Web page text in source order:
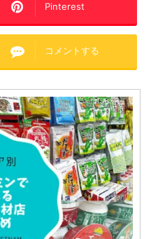
Pinterest
コメントする